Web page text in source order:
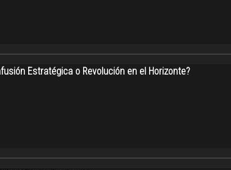
Estratégica o Revolución en el Horizonte?